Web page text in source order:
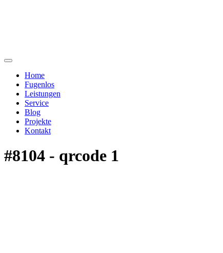
Home
Fugenlos
Leistungen
Service
Blog
Projekte
Kontakt
#8104 - qrcode 1